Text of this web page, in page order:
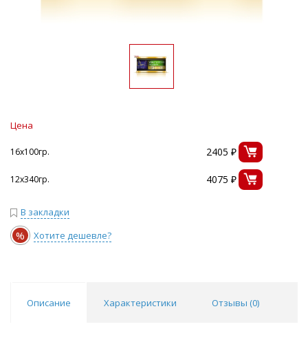
Цена
16х100гр. 2405 ₽
12х340гр. 4075 ₽
В закладки
% Хотите дешевле?
Описание Характеристики Отзывы (0)